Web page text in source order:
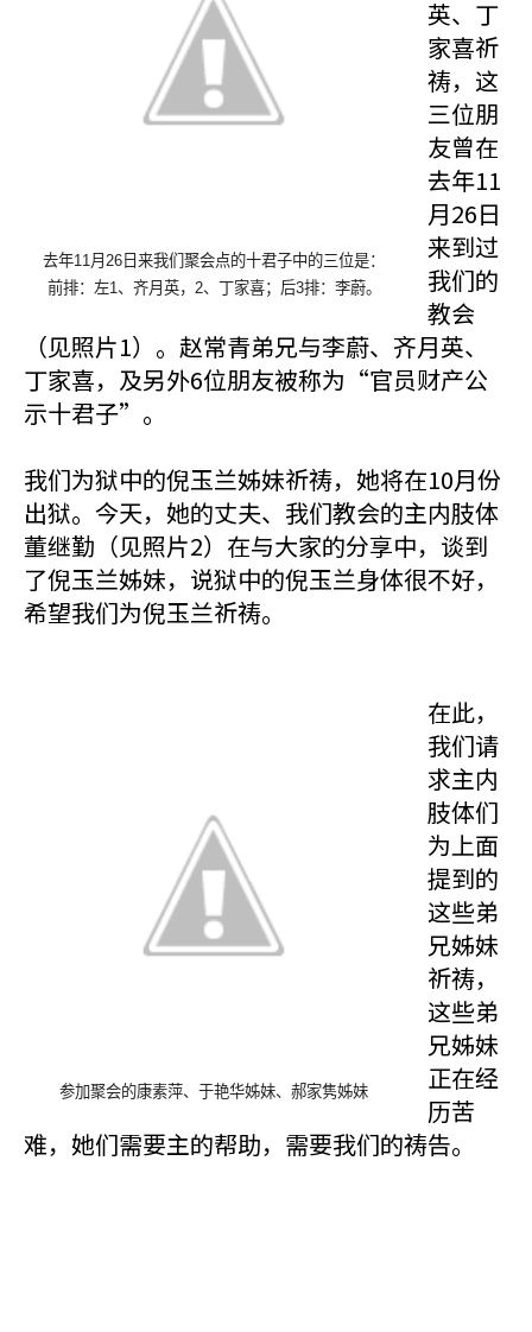
去年11月 26 日来我们聚会点的十君子中的三位是：
前排：左1、齐月英， 2、丁家喜；后3排：李蔚。
英、丁
家喜祈
祷，这
三位朋
友曾在
去年11
月26日
来到过
我们的
教会
（见照片1）。赵常青弟兄与李蔚、齐月英、
丁家喜，及另外6位朋友被称为“官员财产公
示十君子”。
我们为狱中的倪玉兰姊妹祈祷，她将在10月份
出狱。今天，她的丈夫、我们教会的主内肢体
董继勤（见照片2）在与大家的分享中，谈到
了倪玉兰姊妹，说狱中的倪玉兰身体很不好，
希望我们为倪玉兰祈祷。
参加聚会的康素萍、于艳华姊妹、郝家隽姊妹
在此，
我们请
求主内
肢体们
为上面
提到的
这些弟
兄姊妹
祈祷，
这些弟
兄姊妹
正在经
历苦
难，她们需要主的帮助，需要我们的祷告。